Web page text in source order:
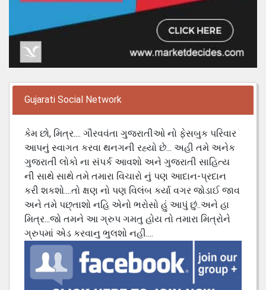
Gujarati Social Network
કેમ છો, મિત્ર.... ગૌરવવંતા ગુજરાતીઓ નો ફેસબુક પરિવાર
આપનું સ્વાગત કરવા થનગની રહ્યો છે... અહી તમે અનેક
ગુજરાતી લોકો ના સંપર્ક આવશો અને ગુજરાતી સાહિત્ય
ની સાથે સાથે તમે તમારા વિચારો નું પણ આદાન-પ્રદાન
કરી શકશો....તો ક્ષણ નો પણ વિલંબ કર્યા વગર જોડાઈ જાવ
અને તમે પછ્તાશો નહિ એનો ભરોસો હું આપું છું..અને હા
મિત્ર...જો તમને આ ગ્રુપ ગમતુ હોય તો તમારા મિત્રોને
ગ્રુપમાં એડ કરવાનુ ભુલશો નહી....